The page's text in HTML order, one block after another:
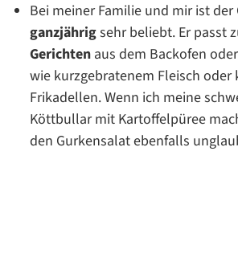
Bei meiner Familie und mir ist
ganzjährigsehr beliebt. Er passt
Gerichten aus dem Backofen
wie kurzgebratenem Fleisch oder
Frikadellen. Wenn ich meine
Köttbullar mit Kartoffelpüree
den Gurkensalat ebenfalls